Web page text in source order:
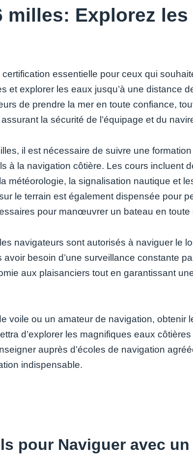
milles: Explorez les
essentielle pour ceux qui
et explorer les eaux jusqu’à une distance
de prendre la mer en toute confiance,
la sécurité de l’équipage et du
il est nécessaire de suivre une
à la navigation côtière. Les cours incluent
météorologie, la signalisation nautique et
le terrain est également dispensée pour
pour manœuvrer un bateau en toute
navigateurs sont autorisés à naviguer le
besoin d’une surveillance constante
aux plaisanciers tout en garantissant
voile ou un amateur de navigation, obtenir
d’explorer les magnifiques eaux
auprès d’écoles de navigation
indispensable.
pour Naviguer avec